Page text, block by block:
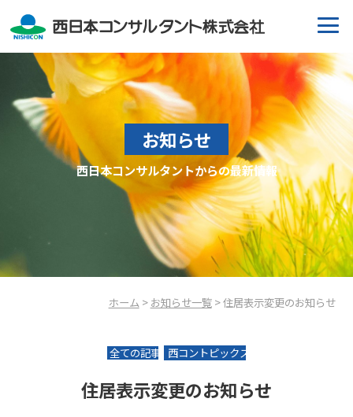
お知らせ
西日本コンサルタントからの最新情報
ホーム> お知らせ一覧> 住居表示変更のお知らせ
全ての記事 西コントピックス
住居表示変更のお知らせ